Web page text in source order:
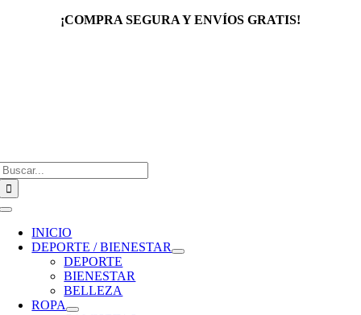
¡COMPRA SEGURA Y ENVÍOS GRATIS!
Toggle
Navigation
INICIO
DEPORTE / BIENESTAR
DEPORTE
BIENESTAR
BELLEZA
ROPA